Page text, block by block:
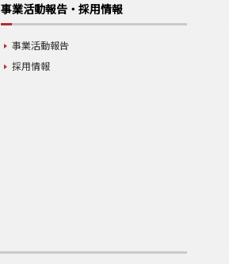
事業活動報告・採用情報
事業活動報告
採用情報